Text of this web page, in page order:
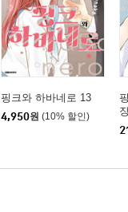
핑크와 하바네로 13
4,950원 (10% 할인)